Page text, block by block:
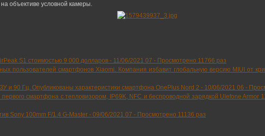
объективе условной камеры.
S1 стоимостью 9 000 долларов - 11/06/2021 07 - Просмотрено 11766 раз
пользователей смартфонов Xiaomi. Компания избавит глобальную версию MIUI от
и 90 Гц. Опубликованы характеристики смартфона OnePlus Nord 2 - 10/06/2021 06 -
смартфона с тепловизором, IP69K, NFC и беспроводной зарядкой Ulefone Armor
Sony 100mm F/1.4 G-Master - 09/06/2021 07 - Просмотрено 11136 раз